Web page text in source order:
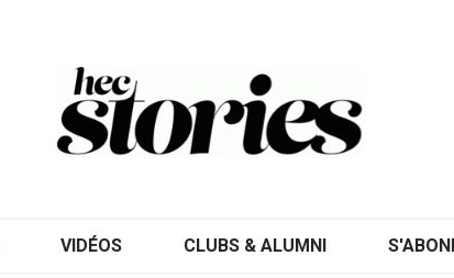
VIDÉOS CLUBS & ALUMNI